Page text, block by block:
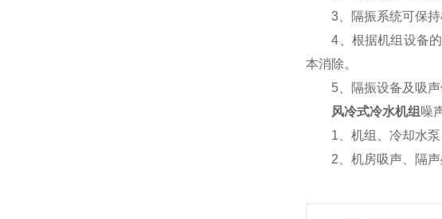
3、隔振系统可保持
4、根据机组设备的
本消除。
5、隔振设备及吸声
风冷式冷水机组 噪
1、机组、冷却水泵
2、机房吸声、隔声